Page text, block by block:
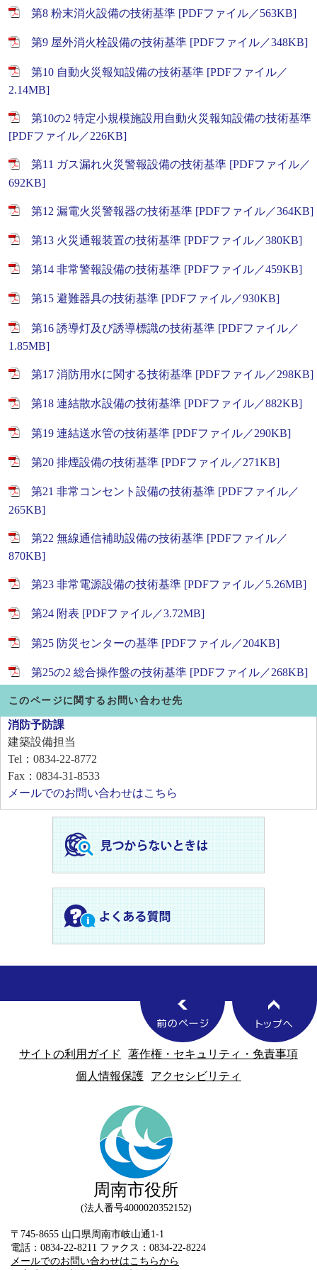
第8 粉末消火設備の技術基準 [PDFファイル／563KB]
第9 屋外消火栓設備の技術基準 [PDFファイル／348KB]
第10 自動火災報知設備の技術基準 [PDFファイル／
2.14MB]
第10の2 特定小規模施設用自動火災報知設備の技術基準
[PDFファイル／226KB]
第11 ガス漏れ火災警報設備の技術基準 [PDFファイル／
692KB]
第12 漏電火災警報器の技術基準 [PDFファイル／364KB]
第13 火災通報装置の技術基準 [PDFファイル／380KB]
第14 非常警報設備の技術基準 [PDFファイル／459KB]
第15 避難器具の技術基準 [PDFファイル／930KB]
第16 誘導灯及び誘導標識の技術基準 [PDFファイル／
1.85MB]
第17 消防用水に関する技術基準 [PDFファイル／298KB]
第18 連結散水設備の技術基準 [PDFファイル／882KB]
第19 連結送水管の技術基準 [PDFファイル／290KB]
第20 排煙設備の技術基準 [PDFファイル／271KB]
第21 非常コンセント設備の技術基準 [PDFファイル／
265KB]
第22 無線通信補助設備の技術基準 [PDFファイル／
870KB]
第23 非常電源設備の技術基準 [PDFファイル／5.26MB]
第24 附表 [PDFファイル／3.72MB]
第25 防災センターの基準 [PDFファイル／204KB]
第25の2 総合操作盤の技術基準 [PDFファイル／268KB]
このページに関するお問い合わせ先
消防予防課
建築設備担当
Tel：0834-22-8772
Fax：0834-31-8533
メールでのお問い合わせはこちら
サイトの利用ガイド
著作権・セキュリティ・免責事項
個人情報保護
アクセシビリティ
周南市役所
法人番号4000020352152
〒745-8655 山口県周南市岐山通1-1
電話：0834-22-8211 ファクス：0834-22-8224
メールでのお問い合わせはこちらから